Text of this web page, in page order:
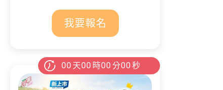
我要報名
00 天00 時00 分00 秒